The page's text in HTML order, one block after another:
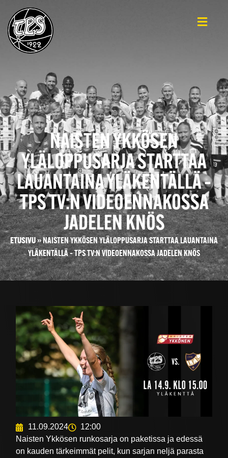
NAISTEN YKKÖSEN
YLÄLOPPUSARJA STARTTAA
LAUANTAINA YLÄKENTÄLLÄ –
TPS TV:N VIDEOENNAKOSSA
JADELEN KNÖS
ETUSIVU»NAISTEN YKKÖSEN YLÄLOPPUSARJA STARTTAA LAUANTAINA
YLÄKENTÄLLÄ – TPS TV:N VIDEOENNAKOSSA JADELEN KNÖS
11.09.2024
12:00
Naisten Ykkösen runkosarja on paketissa ja edessä
on kauden tärkeimmät pelit, kun sarjan neljä parasta